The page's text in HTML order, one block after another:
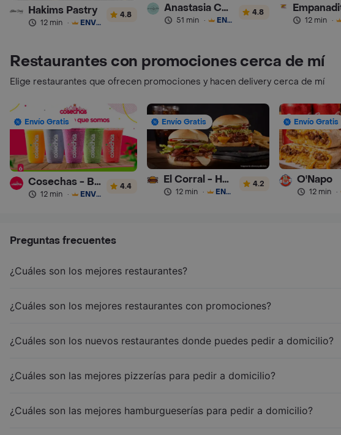
Hakims Pastry
12 min · ENVÍO GRATIS
4.8
Anastasia Cookies
51 min · ENVÍO GRATIS
4.8
12 min ·
Restaurantes con promociones cerca de mí
Elige restaurantes que ofrecen promociones y hacen delivery cerca de mí
Envío Gratis
Cosechas - Batidos
12 min · ENVÍO GRATIS
4.4
Envío Gratis
El Corral - Hamburguesa
12 min · ENVÍO GRATIS
4.2
Envío Gratis
O'Napo
12 min ·
Preguntas frecuentes
¿Cuáles son los mejores restaurantes?
¿Cuáles son los mejores restaurantes con promociones?
¿Cuáles son los nuevos restaurantes donde puedes pedir a domicilio?
¿Cuáles son las mejores pizzerías para pedir a domicilio?
¿Cuáles son las mejores hamburgueserías para pedir a domicilio?